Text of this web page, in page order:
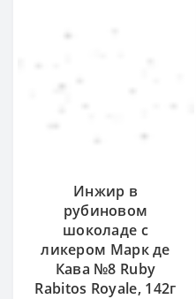
Инжир в
рубиновом
шоколаде с
ликером Марк де
Кава №8 Ruby
Rabitos Royale, 142г